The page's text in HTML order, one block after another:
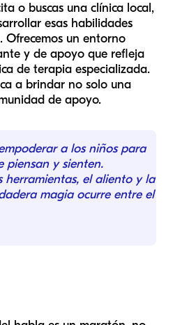
o buscas una clínica local,
esas habilidades
Ofrecemos un entorno
y de apoyo que refleja
de terapia especializada.
a brindar no solo una
de apoyo.
a los niños para
piensan y sienten.
herramientas, el aliento y la
magia ocurre entre el